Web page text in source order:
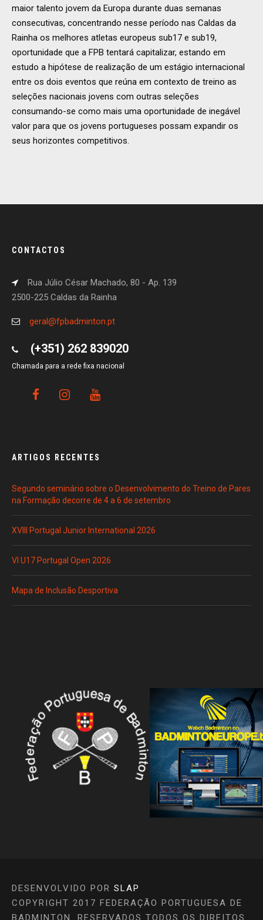
maior talento jovem da Europa durante duas semanas
consecutivas, concentrando nesse período nas Caldas da
Rainha os melhores atletas europeus sub17 e sub19,
oportunidade que a FPB tentará capitalizar, estando em
estudo a hipótese de realização de um estágio internacional
entre os dois eventos que reúna em contexto de treino as
seleções nacionais jovens com outras seleções
consumando-se como mais uma oportunidade de inegável
valor para que os jovens portugueses possam expandir os
seus horizontes competitivos.
CONTACTOS
Rua Júlio César Machado, 80 - Ap. 139
2500-225 Caldas da Rainha
geral@fpbadminton.pt
(+351) 262 839020
Chamada para a rede fixa nacional
ARTIGOS RECENTES
Segundo seminário sobre o Desenvolvimento do Treino de Pares
na Formação decorre de 4 a 6 de setembro
XVIII Portugal Junior International 2026
VI U17 Portugal Open 2026
Mapa de Inclusão Desportiva
DESENVOLVIDO POR SLAP
COPYRIGHT 2017 FEDERAÇÃO PORTUGUESA DE
BADMINTON. RESERVADOS TODOS OS DIREITOS